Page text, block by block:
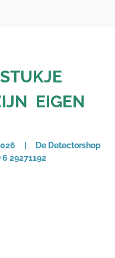
EIGEN
| De Detectorshop
29271192